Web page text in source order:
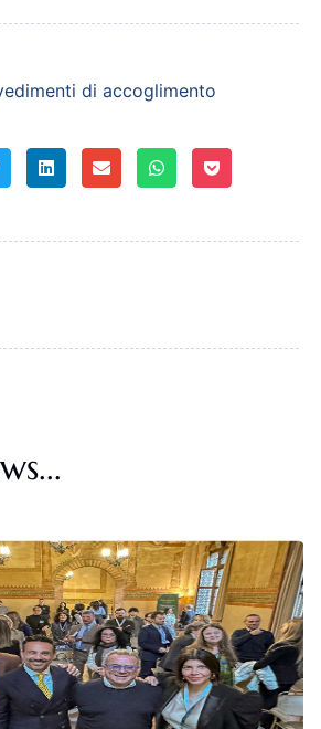
di accoglimento